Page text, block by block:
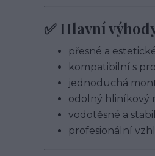
✅ Hlavní
přesné a
kompatibilní s
jednoduchá
odolný hliníkový
vodotěsné a
profesionální